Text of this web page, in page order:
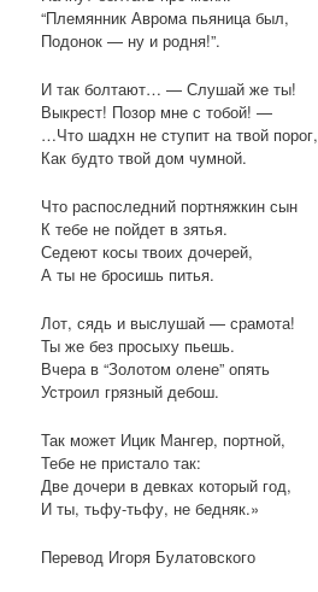
“Племянник Аврома пьяница был,
Подонок — ну и родня!”.
И так болтают… — Слушай же ты!
Выкрест! Позор мне с тобой! —
…Что шадхн не ступит на твой порог,
Как будто твой дом чумной.
Что распоследний портняжкин сын
К тебе не пойдет в зятья.
Седеют косы твоих дочерей,
А ты не бросишь питья.
Лот, сядь и выслушай — срамота!
Ты же без просыху пьешь.
Вчера в “Золотом олене” опять
Устроил грязный дебош.
Так может Ицик Мангер, портной,
Тебе не пристало так:
Две дочери в девках который год,
И ты, тьфу-тьфу, не бедняк.»
Перевод Игоря Булатовского